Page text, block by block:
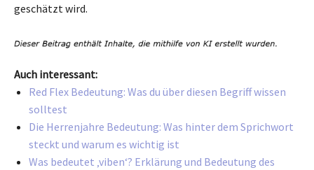
geschätzt wird.
Auch interessant:
Red Flex Bedeutung: Was du über diesen Begriff wissen
solltest
Die Herrenjahre Bedeutung: Was hinter dem Sprichwort
steckt und warum es wichtig ist
Was bedeutet ‚viben‘? Erklärung und Bedeutung des